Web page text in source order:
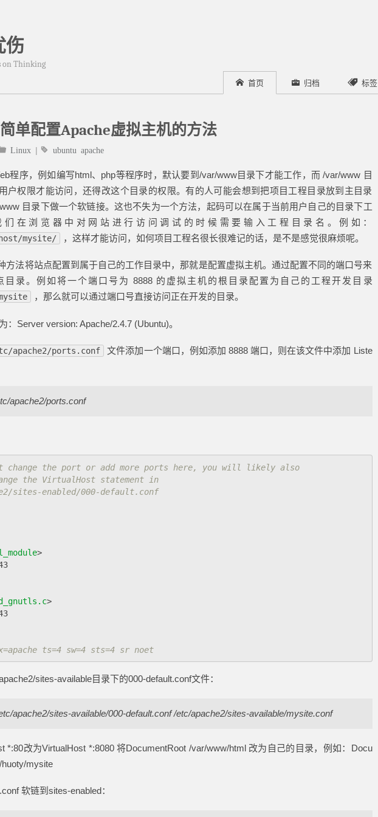
伤
on Thinking
首页 归档 标签
单配置Apache虚拟主机的方法
Linux | ubuntu apache
程序，例如编写html、php等程序时，默认要到/var/www目录下才能工作，而 /var/www 目
户权限才能访问，还得改这个目录的权限。有的人可能会想到把项目工程目录放到主目录
目录下做一个软链接。这也不失为一个方法，起码可以在属于当前用户自己的目录下工
们在浏览器中对网站进行访问调试的时候需要输入工程目录名。例如：
mysite/ ，这样才能访问，如何项目工程名很长很难记的话，是不是感觉很麻烦呢。
方法将站点配置到属于自己的工作目录中，那就是配置虚拟主机。通过配置不同的端口号来
目录。例如将一个端口号为 8888 的虚拟主机的根目录配置为自己的工程开发目录
，那么就可以通过端口号直接访问正在开发的目录。
：Server version: Apache/2.4.7 (Ubuntu)。
apache2/ports.conf
文件添加一个端口，例如添加 8888 端口，则在该文件中添加 Liste
apache2/ports.conf
the port or add more ports here, you will likely also
the VirtualHost statement in
sites-enabled/000-default.conf
>
443
>
443
ts=4 sw=4 sts=4 sr noet
sites-available目录下的000-default.conf文件：
apache2/sites-available/000-default.conf /etc/apache2/sites-available/mysite.conf
*:80改为VirtualHost *:8080 将DocumentRoot /var/www/html 改为自己的目录，例如：Docu
mysite
软链到sites-enabled：